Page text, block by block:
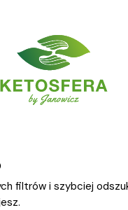
filtrów i szybciej